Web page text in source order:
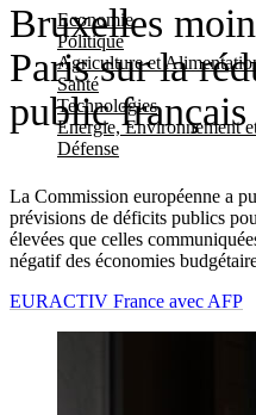
Economie
Politique
Agriculture et
Santé
Technologies
Energie, Environnement
Défense
Bruxelles
Paris sur la
public français
La Commission européenne a
prévisions de déficits publics
élevées que celles
négatif des économies
EURACTIV France avec AFP